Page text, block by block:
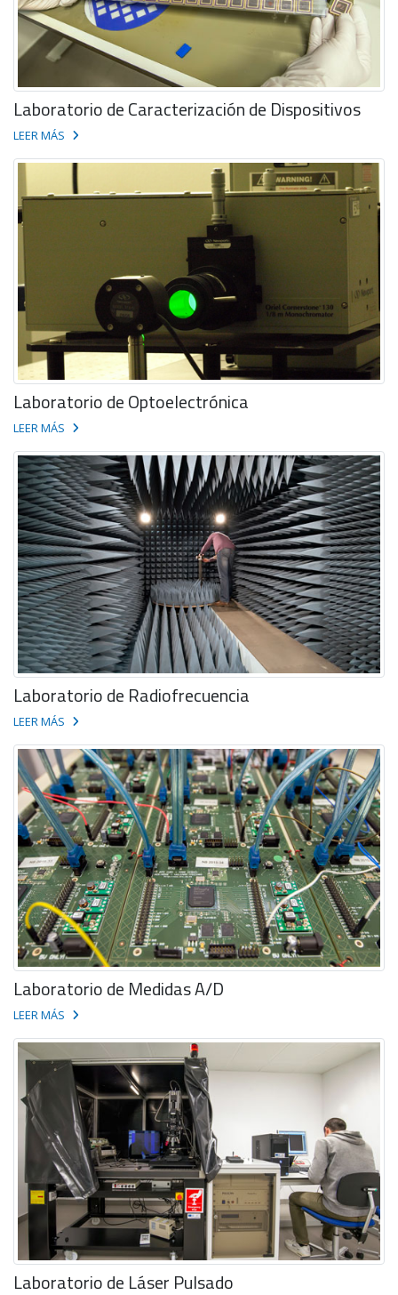
Laboratorio de Caracterización de Dispositivos
LEER MÁS
Laboratorio de Optoelectrónica
LEER MÁS
Laboratorio de Radiofrecuencia
LEER MÁS
Laboratorio de Medidas A/D
LEER MÁS
Laboratorio de Láser Pulsado